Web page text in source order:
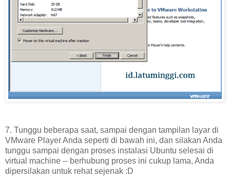
7. Tunggu beberapa saat, sampai dengan tampilan layar di
VMware Player Anda seperti di bawah ini, dan silakan Anda
tunggu sampai dengan proses instalasi Ubuntu selesai di
virtual machine -- berhubung proses ini cukup lama, Anda
dipersilakan untuk rehat sejenak :D